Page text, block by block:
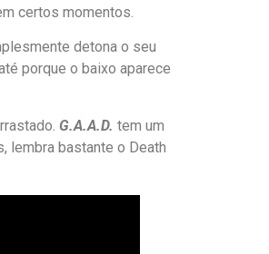
certos momentos.
detona o seu
porque o baixo aparece
G.A.A.D. tem um
lembra bastante o Death